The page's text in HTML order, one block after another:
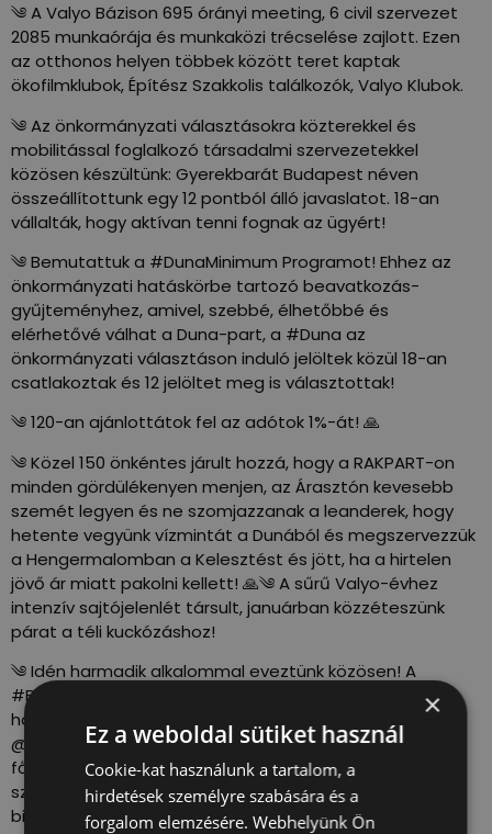
༄ A Valyo Bázison 695 órányi meeting, 6 civil szervezet
2085 munkaórája és munkaközi trécselése zajlott. Ezen
az otthonos helyen többek között teret kaptak
ökofilmklubok, Építész Szakkolis találkozók, Valyo Klubok.
༄ Az önkormányzati választásokra közterekkel és
mobilitással foglalkozó társadalmi szervezetekkel
közösen készültünk: Gyerekbarát Budapest néven
összeállítottunk egy 12 pontból álló javaslatot. 18-an
vállalták, hogy aktívan tenni fognak az ügyért!
༄ Bemutattuk a #DunaMinimum Programot! Ehhez az
önkormányzati hatáskörbe tartozó beavatkozás-
gyűjteményhez, amivel, szebbé, élhetőbbé és
elérhetővé válhat a Duna-part, a #Duna az
önkormányzati választáson induló jelöltek közül 18-an
csatlakoztak és 12 jelöltet meg is választottak!
༄ 120-an ajánlottátok fel az adótok 1%-át! 🙏
༄ Közel 150 önkéntes járult hozzá, hogy a RAKPART-on
minden gördülékenyen menjen, az Árasztón kevesebb
szemét legyen és ne szomjazzanak a leanderek, hogy
hetente vegyünk vízmintát a Dunából és megszervezzük
a Hengermalomban a Kelesztést és jött, ha a hirtelen
jövő ár miatt pakolni kellett! 🙏༄ A sűrű Valyo-évhez
intenzív sajtójelenlét társult, januárban közzéteszünk
párat a téli kuckózáshoz!
༄ Idén harmadik alkalommal eveztünk közösen! A
#BudapestÁtevezés-en több mint 200-an, közel 50
hajóval eveztünk le közösen a Római partról a
@Dürerkerthez. Felhívtuk a figyelmet arra, hogy a
fővárosban is szükséges lenne kialakítani olyan sportvíz
szakaszokat nemzetközi mintára, ahol szabadon és
biztonságosan használható a folyó.
×
Ez a weboldal sütiket használ
Cookie-kat használunk a tartalom, a
hirdetések személyre szabására és a
forgalom elemzésére. Webhelyünk Ön